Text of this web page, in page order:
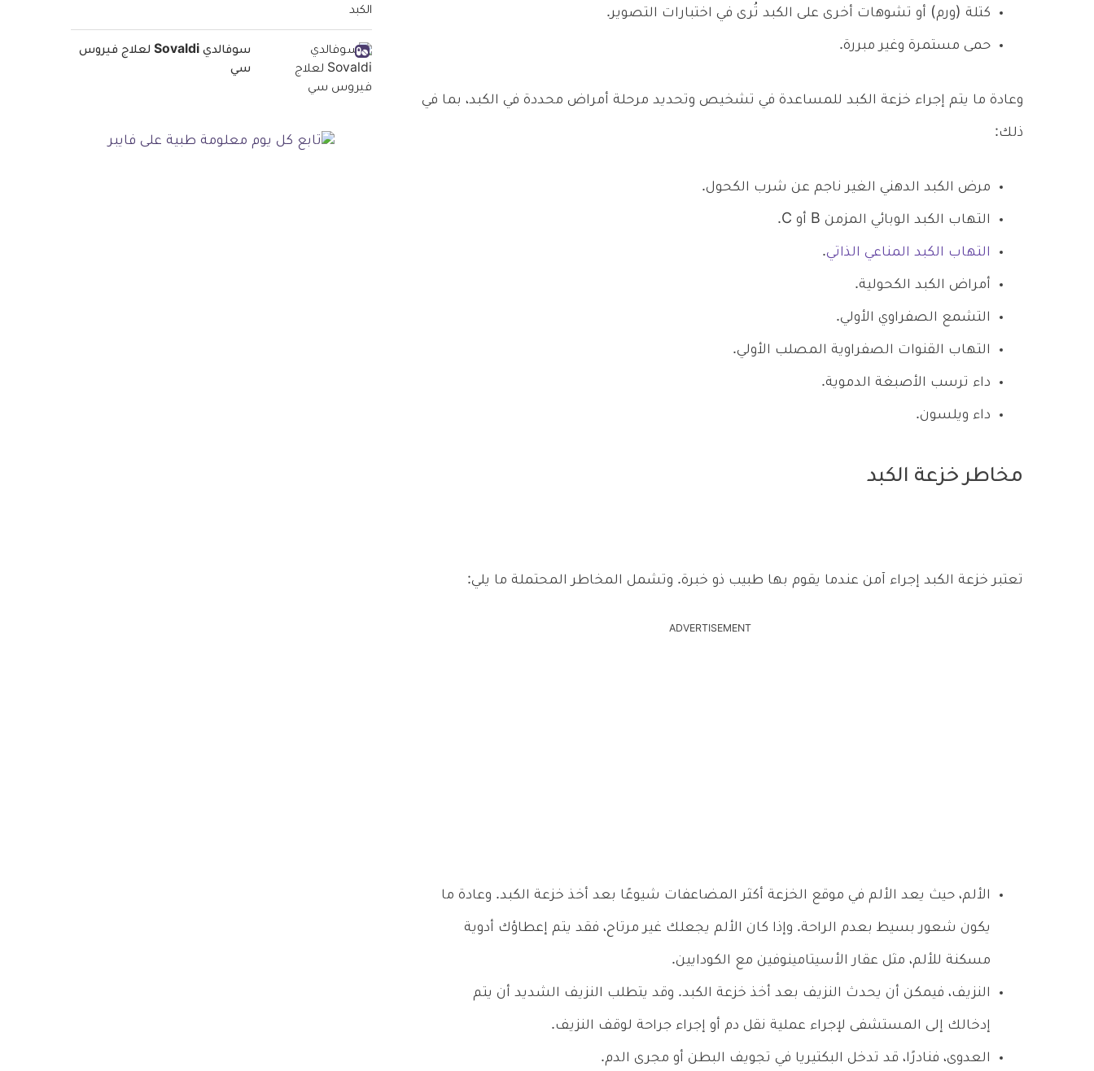
كتلة (ورم) أو تشوهات أخرى على الكبد تُرى في اختبارات التصوير.
حمى مستمرة وغير مبررة.
وعادة ما يتم إجراء خزعة الكبد للمساعدة في تشخيص وتحديد مرحلة أمراض محددة في الكبد، بما في
ذلك:
مرض الكبد الدهني الغير ناجم عن شرب الكحول.
التهاب الكبد الوبائي المزمن B أو C.
التهاب الكبد المناعي الذاتي.
أمراض الكبد الكحولية.
التشمع الصفراوي الأولي.
التهاب القنوات الصفراوية المصلب الأولي.
داء ترسب الأصبغة الدموية.
داء ويلسون.
مخاطر خزعة الكبد
تعتبر خزعة الكبد إجراء آمن عندما يقوم بها طبيب ذو خبرة. وتشمل المخاطر المحتملة ما يلي:
ADVERTISEMENT
الألم، حيث يعد الألم في موقع الخزعة أكثر المضاعفات شيوعًا بعد أخذ خزعة الكبد. وعادة ما
يكون شعور بسيط بعدم الراحة. وإذا كان الألم يجعلك غير مرتاح، فقد يتم إعطاؤك أدوية
مسكنة للألم، مثل عقار الأسيتامينوفين مع الكودايين.
النزيف، فيمكن أن يحدث النزيف بعد أخذ خزعة الكبد. وقد يتطلب النزيف الشديد أن يتم
إدخالك إلى المستشفى لإجراء عملية نقل دم أو إجراء جراحة لوقف النزيف.
العدوى، فنادرًا، قد تدخل البكتيريا في تجويف البطن أو مجرى الدم.
سوفالدي Sovaldi لعلاج فيروس
سي